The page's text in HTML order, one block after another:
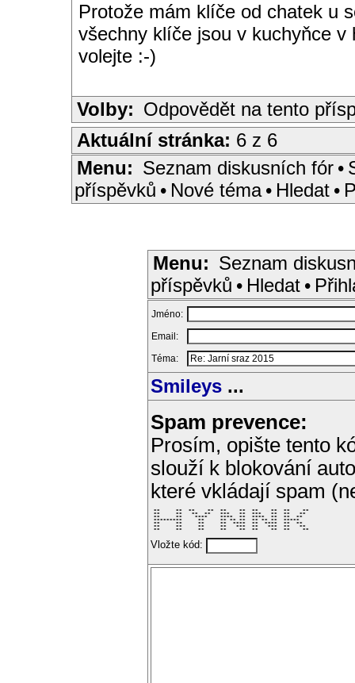
Protože mám klíče od chatek u
všechny klíče jsou v kuchyňce
volejte :-)
Volby: Odpovědět na tento
Aktuální stránka: 6 z 6
Menu: Seznam diskusních fór •
příspěvků • Nové téma • Hledat •
Menu: Seznam
příspěvků • Hledat •
Jméno:
Email:
Téma:
Smileys ...
Spam prevence:
Prosím, opište tento
slouží k blokování
které vkládají spam
**     **  **    **  **    **  **    **  **    **
**     **   **  **   ***   **  ***   **  **   **
**     **    ****    ****  **  ****  **  **  **
*********     **     ** ** **  ** ** **  *****
**     **     **     **  ****  **  ****  **  **
**     **     **     **   ***  **   ***  **   **
**     **     **     **    **  **    **  **    **
Vložte kód: